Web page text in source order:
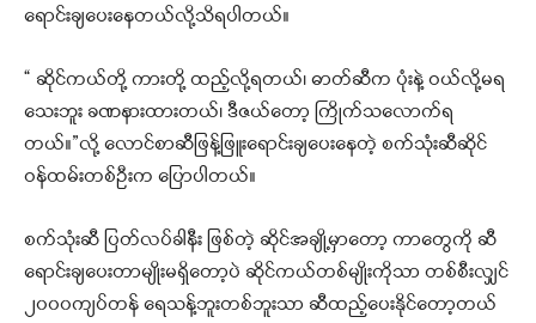
ရောင်းချပေးနေတယ်လို့သိရပါတယ်။
“ ဆိုင်ကယ်တို့ ကားတို့ ထည့်လို့ရတယ်၊ ဓာတ်ဆီက ပုံးနဲ့ ဝယ်လို့မရ
သေးဘူး ခဏနားထားတယ်၊ ဒီဇယ်တော့ ကြိုက်သလောက်ရ
တယ်။”လို့ လောင်စာဆီဖြန့်ဖြူးရောင်းချပေးနေတဲ့ စက်သုံးဆီဆိုင်
ဝန်ထမ်းတစ်ဦးက ပြောပါတယ်။
စက်သုံးဆီ ပြတ်လပ်ခါနီး ဖြစ်တဲ့ ဆိုင်အချို့မှာတော့ ကာတွေကို ဆီ
ရောင်းချပေးတာမျိုးမရှိတော့ပဲ ဆိုင်ကယ်တစ်မျိုးကိုသာ တစ်စီးလျှင်
၂၀၀၀ကျပ်တန် ရေသန့်ဘူးတစ်ဘူးသာ ဆီထည့်ပေးနိုင်တော့တယ်